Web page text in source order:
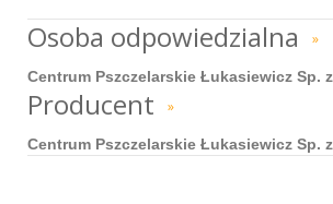
Osoba odpowiedzialna »
Centrum Pszczelarskie Łukasiewicz Sp.
Producent »
Centrum Pszczelarskie Łukasiewicz Sp.